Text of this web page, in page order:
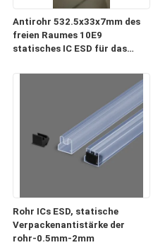
Antirohr 532.5x33x7mm des
freien Raumes 10E9
statisches IC ESD für das
Rohr ICs ESD, statische
Verpackenantistärke der
rohr-0.5mm-2mm